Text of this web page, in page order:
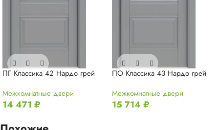
ПГ Классика 42 Нардо грей
Межкомнатные двери
14 471 ₽
ПО Классика 43 Нардо грей
Межкомнатные двери
15 714 ₽